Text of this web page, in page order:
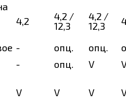
4,2
4,2 /
12,3
4,2 /
12,3
- опц. опц.
- опц. V
V V V